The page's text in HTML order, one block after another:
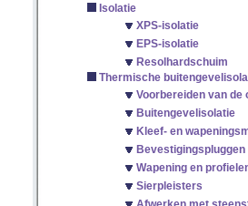
Isolatie
XPS-isolatie
EPS-isolatie
Resolhardschuim
Thermische
Voorbereiden van de
Buitengevelisolatie
Kleef- en
Bevestigingspluggen
Wapening en
Sierpleisters